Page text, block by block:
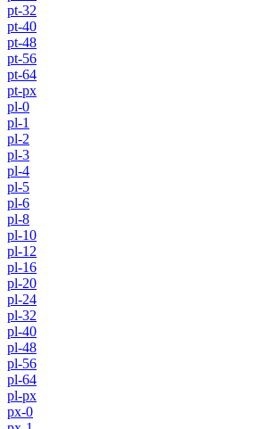
pt-32
pt-40
pt-48
pt-56
pt-64
pt-px
pl-0
pl-1
pl-2
pl-3
pl-4
pl-5
pl-6
pl-8
pl-10
pl-12
pl-16
pl-20
pl-24
pl-32
pl-40
pl-48
pl-56
pl-64
pl-px
px-0